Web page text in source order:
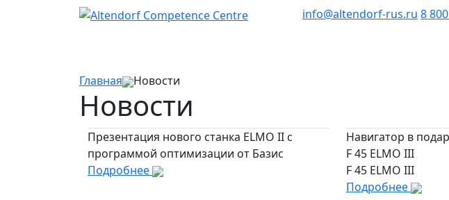
info@altendorf-rus.ru 8
Главная Новости
Новости
Презентация нового станка ELMO II c
программой оптимизации от Базис
Подробнее
Навигатор в
F 45 ELMO III
F 45 ELMO III
Подробнее